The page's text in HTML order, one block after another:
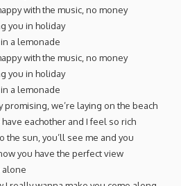
with the music, no money
you in holiday
a lemonade
with the music, no money
you in holiday
a lemonade
promising, we’re laying on the beach
eachother and I feel so rich
the sun, you’ll see me and you
you have the perfect view
alone